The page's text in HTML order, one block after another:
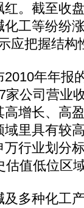
。截至收
工等纷纷
应把握结构
年年报
公司营业
增长、高
里具有较
行业划分
估值低位区
多种化工